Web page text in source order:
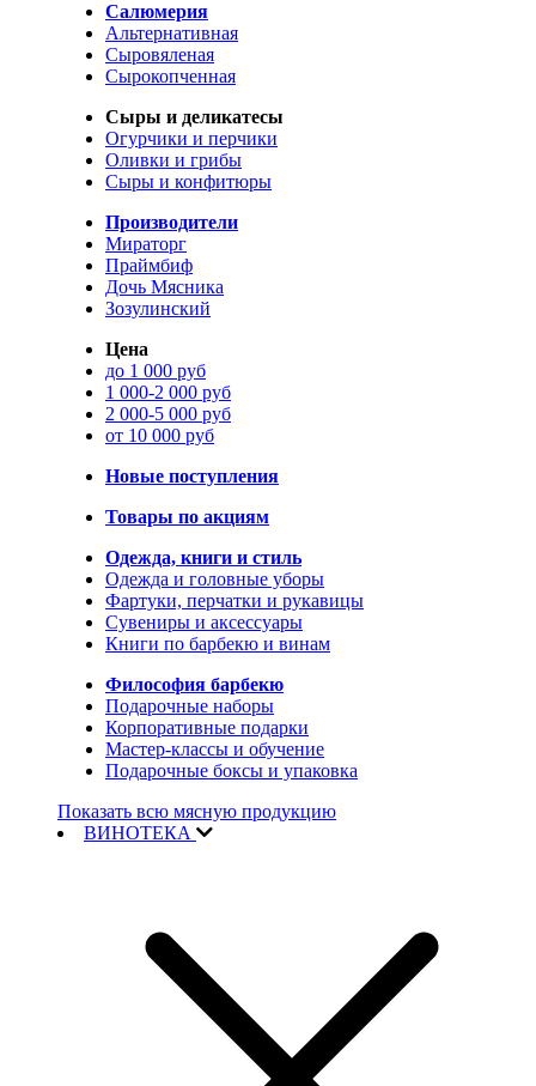
Салюмерия
Альтернативная
Сыровяленая
Сырокопченная
Сыры и деликатесы
Огурчики и перчики
Оливки и грибы
Сыры и конфитюры
Производители
Мираторг
Праймбиф
Дочь Мясника
Зозулинский
Цена
до 1 000 руб
1 000-2 000 руб
2 000-5 000 руб
от 10 000 руб
Новые поступления
Товары по акциям
Одежда, книги и стиль
Одежда и головные уборы
Фартуки, перчатки и рукавицы
Сувениры и аксессуары
Книги по барбекю и винам
Философия барбекю
Подарочные наборы
Корпоративные подарки
Мастер-классы и обучение
Подарочные боксы и упаковка
Показать всю мясную продукцию
ВИНОТЕКА